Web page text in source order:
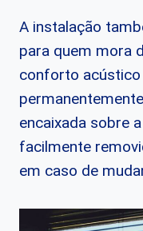
A instalação
para quem mora
conforto
encaixada sobre
facilmente
em caso de